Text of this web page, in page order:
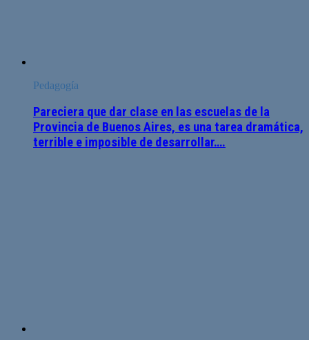
Pedagogía
Pareciera que dar clase en las escuelas de la
Provincia de Buenos Aires, es una tarea dramática,
terrible e imposible de desarrollar….